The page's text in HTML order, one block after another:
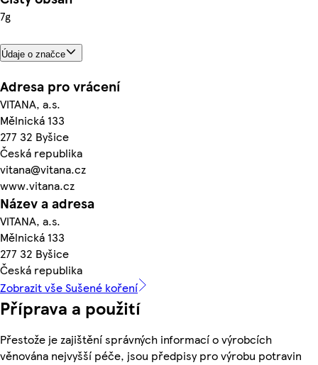
7g
Údaje o značce
Adresa pro vrácení
VITANA, a.s.
Mělnická 133
277 32 Byšice
Česká republika
vitana@vitana.cz
www.vitana.cz
Název a adresa
VITANA, a.s.
Mělnická 133
277 32 Byšice
Česká republika
Zobrazit vše Sušené koření
Příprava a použití
Přestože je zajištění správných informací o výrobcích
věnována nejvyšší péče, jsou předpisy pro výrobu potravin